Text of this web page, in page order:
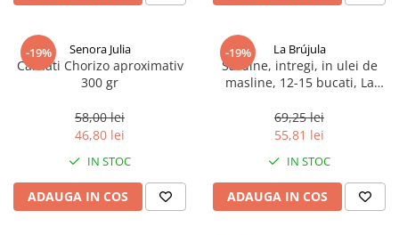
-19% Senora Julia
Carnati Chorizo aproximativ
300 gr
58,00 lei
46,80 lei
IN STOC
ADAUGA IN COS
-19% La Brújula
Sardine, intregi, in ulei de
masline, 12-15 bucati, La
69,25 lei
55,81 lei
IN STOC
ADAUGA IN COS